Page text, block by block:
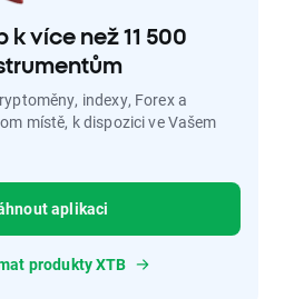
k více než 11 500
indexy, Forex a
místě, k dispozici ve Vašem
aplikaci
produkty XTB